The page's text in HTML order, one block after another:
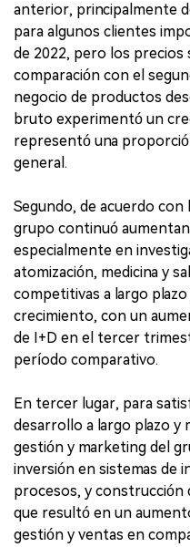
anterior, principalmente
para algunos clientes
de 2022, pero los
comparación con el
negocio de productos
bruto experimentó un
representó una
general.
Segundo, de acuerdo con
grupo continuó
especialmente en
atomización, medicina y
competitivas a largo
crecimiento, con un
de I+D en el tercer
período comparativo.
En tercer lugar, para
desarrollo a largo plazo y
gestión y marketing del
inversión en sistemas de
procesos, y construcción
que resultó en un
gestión y ventas en